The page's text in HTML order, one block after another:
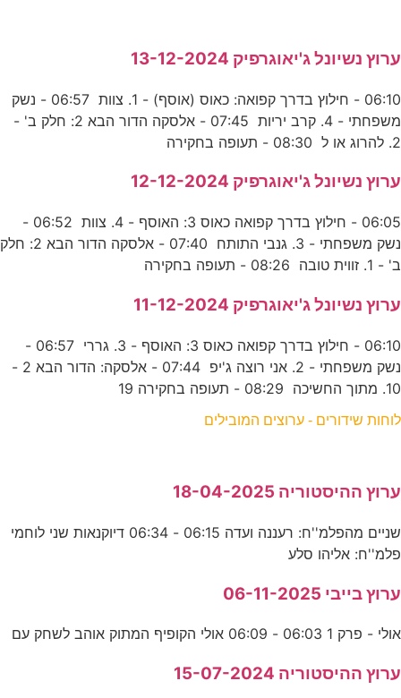
ערוץ נשיונל ג'יאוגרפיק 13-12-2024
06:10 - חילוץ בדרך קפואה: כאוס (אוסף) - 1. צוות 06:57 - נשק
משפחתי - 4. קרב יריות 07:45 - אלסקה הדור הבא 2: חלק ב' -
2. להרוג או ל 08:30 - תעופה בחקירה
ערוץ נשיונל ג'יאוגרפיק 12-12-2024
06:05 - חילוץ בדרך קפואה כאוס 3: האוסף - 4. צוות 06:52 -
נשק משפחתי - 3. גנבי התותח 07:40 - אלסקה הדור הבא 2: חלק
ב' - 1. זווית טובה 08:26 - תעופה בחקירה
ערוץ נשיונל ג'יאוגרפיק 11-12-2024
06:10 - חילוץ בדרך קפואה כאוס 3: האוסף - 3. גררי 06:57 -
נשק משפחתי - 2. אני רוצה ג'יפ 07:44 - אלסקה: הדור הבא 2 -
10. מתוך החשיכה 08:29 - תעופה בחקירה 19
לוחות שידורים - ערוצים המובילים
ערוץ ההיסטוריה 18-04-2025
שניים מהפלמ''ח: רעננה ועדה 06:15 - 06:34 דיוקנאות שני לוחמי
פלמ''ח: אליהו סלע
ערוץ בייבי 06-11-2025
אולי - פרק 1 06:03 - 06:09 אולי הקופיף המתוק אוהב לשחק עם
ערוץ ההיסטוריה 15-07-2024